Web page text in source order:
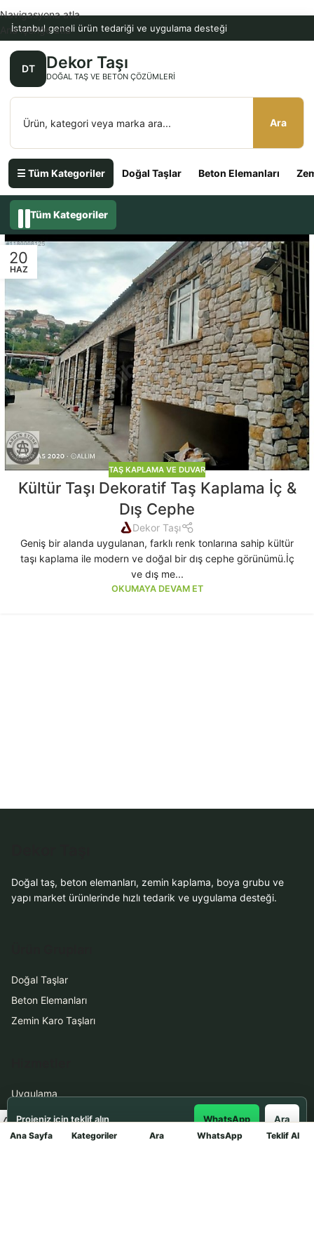
İstanbul geneli ürün tedariği ve uygulama desteği
DT Dekor Taşı
DOĞAL TAŞ VE BETON ÇÖZÜMLERI
Ara
☰ Tüm Kategoriler Doğal Taşlar Beton Elemanları
Navigasyona atla
Ana içeriğe atla
Tüm Kategoriler
20
HAZ
TAŞ KAPLAMA VE DUVAR
Kültür Taşı Dekoratif Taş Kaplama İç &
Dış Cephe
Dekor Taşı
Geniş bir alanda uygulanan, farklı renk tonlarına sahip kültür
taşı kaplama ile modern ve doğal bir dış cephe görünümü.İç
ve dış me...
OKUMAYA DEVAM ET
Ana Sayfa Kategoriler Ara WhatsApp Teklif Al
Doğal taş, beton elemanları, zemin kaplama, boya grubu ve
yapı market ürünlerinde hızlı tedarik ve uygulama desteği.
Doğal Taşlar
Beton Elemanları
Zemin Karo Taşları
Uygulama
Boya Badana
Projeniz için teklif alın WhatsApp Ara